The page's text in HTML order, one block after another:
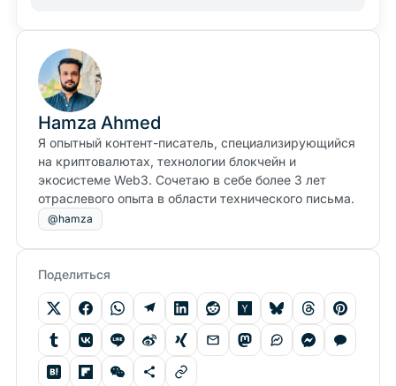
Hamza Ahmed
Я опытный контент-писатель, специализирующийся
на криптовалютах, технологии блокчейн и
экосистеме Web3. Сочетаю в себе более 3 лет
отраслевого опыта в области технического письма.
@hamza
Поделиться